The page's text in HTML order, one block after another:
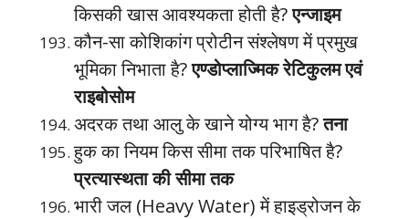
किसकी खास आवश्यकता होती है?एन्जाइम
कौन-सा कोशिकांग प्रोटीन संश्लेषण में प्रमुख
भूमिका निभाता है?एण्डोप्लाज्मिक रेटिकुलम एवं
राइबोसोम
अदरक तथा आलु के खाने योग्य भाग है?तना
हुक का नियम किस सीमा तक परिभाषित है?
प्रत्यास्थता की सीमा तक
भारी जल (Heavy Water) में हाइड्रोजन के